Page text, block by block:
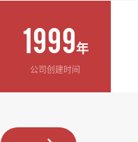
1999年
公司创建时间